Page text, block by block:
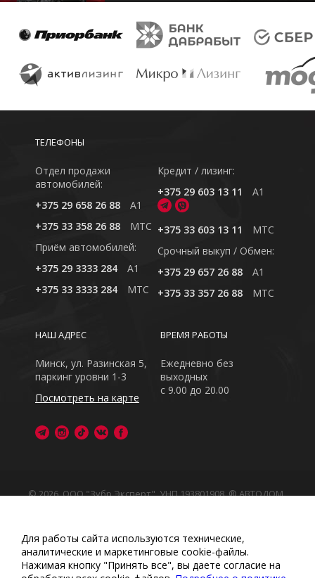
ТЕЛЕФОНЫ
Отдел продажи
автомобилей:
+375 29 658 26 88
A1
+375 33 358 26 88
MTC
Приём автомобилей:
+375 29 3333 284
A1
+375 33 3333 284
MTC
Кредит / лизинг:
+375 29 603 13 11
A1
+375 33 603 13 11
MTC
Cрочный выкуп / Обмен:
+375 29 657 26 88
A1
+375 33 357 26 88
MTC
ВРЕМЯ РАБОТЫ
Ежедневно без
выходных
с 9.00 до 20.00
НАШ АДРЕС
Минск, ул. Разинская 5,
паркинг уровни 1-3
Посмотреть на карте
© 2026, ООО "Зубр Эксперт", УНП 193801908. ® АВТОДОМ
Обращаем Ваше внимание на то, что данный интернет-
сайт носит исключительно информационный характер
Любое использование либо копирование материалов
или подборки материалов сайта, элементов дизайна и
Для работы сайта используются технические,
аналитические и маркетинговые сооkіе-файлы.
Нажимая кнопку "Принять все", вы даете согласие на